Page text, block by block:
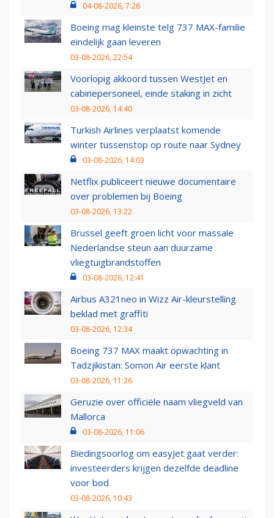
04-08-2026, 7:26
Boeing mag kleinste telg 737 MAX-familie
eindelijk gaan leveren
03-08-2026, 22:54
Voorlopig akkoord tussen WestJet en
cabinepersoneel, einde staking in zicht
03-08-2026, 14:40
Turkish Airlines verplaatst komende
winter tussenstop op route naar Sydney
03-08-2026, 14:03
Netflix publiceert nieuwe documentaire
over problemen bij Boeing
03-08-2026, 13:22
Brussel geeft groen licht voor massale
Nederlandse steun aan duurzame
vliegtuigbrandstoffen
03-08-2026, 12:41
Airbus A321neo in Wizz Air-kleurstelling
beklad met graffiti
03-08-2026, 12:34
Boeing 737 MAX maakt opwachting in
Tadzjikistan: Somon Air eerste klant
03-08-2026, 11:26
Geruzie over officiële naam vliegveld van
Mallorca
03-08-2026, 11:06
Biedingsoorlog om easyJet gaat verder:
investeerders krijgen dezelfde deadline
voor bod
03-08-2026, 10:43